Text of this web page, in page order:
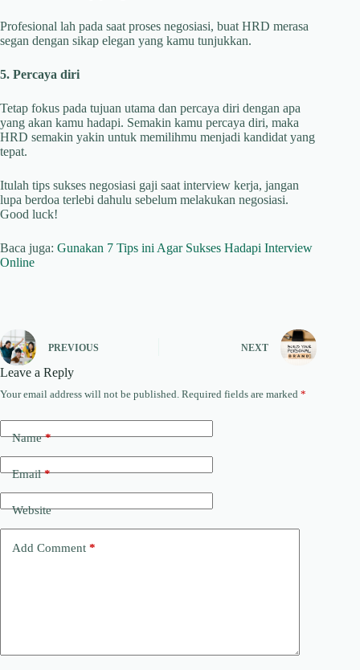
Profesional lah pada saat proses negosiasi, buat HRD merasa
segan dengan sikap elegan yang kamu tunjukkan.
5. Percaya diri
Tetap fokus pada tujuan utama dan percaya diri dengan apa
yang akan kamu hadapi. Semakin kamu percaya diri, maka
HRD semakin yakin untuk memilihmu menjadi kandidat yang
tepat.
Itulah tips sukses negosiasi gaji saat interview kerja, jangan
lupa berdoa terlebi dahulu sebelum melakukan negosiasi.
Good luck!
Baca juga: Gunakan 7 Tips ini Agar Sukses Hadapi Interview
Online
PREVIOUS NEXT
Leave a Reply
Your email address will not be published. Required fields are marked *
Name*
Email*
Website
Add Comment *